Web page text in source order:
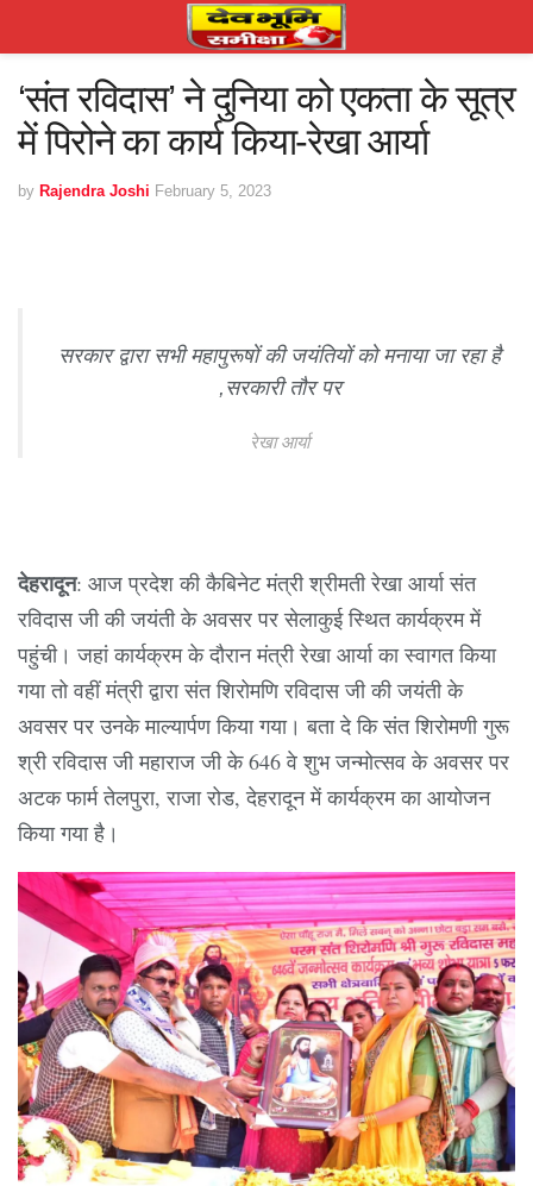
‘संत रविदास’ ने दुनिया को एकता के सूत्र
में पिरोने का कार्य किया-रेखा आर्या
by Rajendra Joshi February 5, 2023
सरकार द्वारा सभी महापुरूषों की जयंतियों को मनाया जा रहा है
,सरकारी तौर पर
रेखा आर्या
देहरादून: आज प्रदेश की कैबिनेट मंत्री श्रीमती रेखा आर्या संत
रविदास जी की जयंती के अवसर पर सेलाकुई स्थित कार्यक्रम में
पहुंची। जहां कार्यक्रम के दौरान मंत्री रेखा आर्या का स्वागत किया
गया तो वहीं मंत्री द्वारा संत शिरोमणि रविदास जी की जयंती के
अवसर पर उनके माल्यार्पण किया गया। बता दे कि संत शिरोमणी गुरू
श्री रविदास जी महाराज जी के 646 वे शुभ जन्मोत्सव के अवसर पर
अटक फार्म तेलपुरा, राजा रोड, देहरादून में कार्यक्रम का आयोजन
किया गया है।